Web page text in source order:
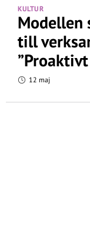
KULTUR
Modellen
till
12 maj